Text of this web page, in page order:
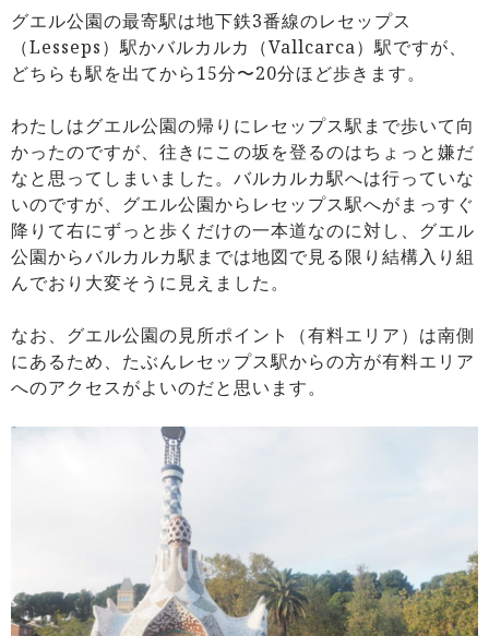
グエル公園の最寄駅は地下鉄3番線のレセップス
（Lesseps）駅かバルカルカ（Vallcarca）駅ですが、
どちらも駅を出てから15分〜20分ほど歩きます。
わたしはグエル公園の帰りにレセップス駅まで歩いて向
かったのですが、往きにこの坂を登るのはちょっと嫌だ
なと思ってしまいました。バルカルカ駅へは行っていな
いのですが、グエル公園からレセップス駅へがまっすぐ
降りて右にずっと歩くだけの一本道なのに対し、グエル
公園からバルカルカ駅までは地図で見る限り結構入り組
んでおり大変そうに見えました。
なお、グエル公園の見所ポイント（有料エリア）は南側
にあるため、たぶんレセップス駅からの方が有料エリア
へのアクセスがよいのだと思います。